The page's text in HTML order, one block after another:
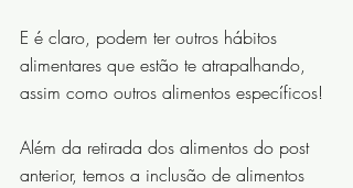
E é claro, podem ter outros hábitos
alimentares que estão te atrapalhando,
assim como outros alimentos específicos!
Além da retirada dos alimentos do post
anterior, temos a inclusão de alimentos